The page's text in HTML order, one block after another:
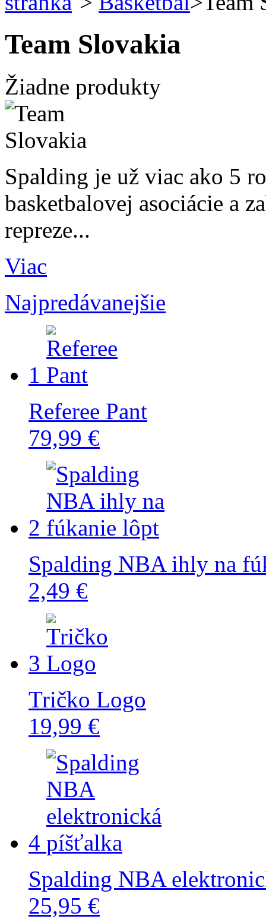
Team Slovakia
Žiadne produkty
Spalding je už viac ako 5
basketbalovej asociácie a
repreze...
Viac
Najpredávanejšie
1
Referee Pant
79,99 €
2
Spalding NBA ihly na
2,49 €
3
Tričko Logo
19,99 €
4
Spalding NBA
25,95 €